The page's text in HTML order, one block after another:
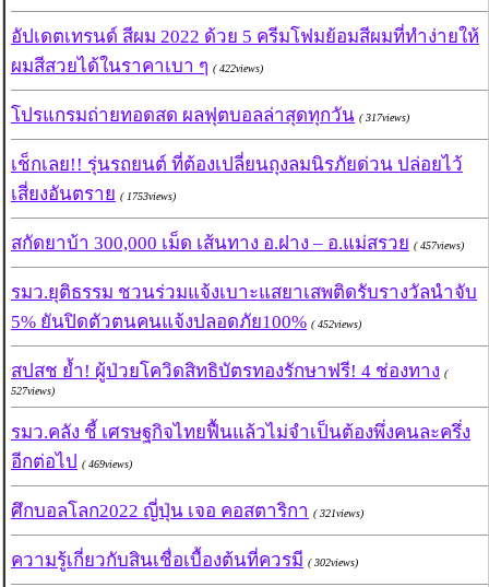
อัปเดตเทรนด์ สีผม 2022 ด้วย 5 ครีมโฟมย้อมสีผมที่ทำง่ายให้
ผมสีสวยได้ในราคาเบา ๆ ( 422views)
โปรแกรมถ่ายทอดสด ผลฟุตบอลล่าสุดทุกวัน ( 317views)
เช็กเลย!! รุ่นรถยนต์ ที่ต้องเปลี่ยนถุงลมนิรภัยด่วน ปล่อยไว้
เสี่ยงอันตราย ( 1753views)
สกัดยาบ้า 300,000 เม็ด เส้นทาง อ.ฝาง – อ.แม่สรวย ( 457views)
รมว.ยุติธรรม ชวนร่วมแจ้งเบาะแสยาเสพติดรับรางวัลนำจับ
5% ยันปิดตัวตนคนแจ้งปลอดภัย100% ( 452views)
สปสช ย้ำ! ผู้ป่วยโควิดสิทธิบัตรทองรักษาฟรี! 4 ช่องทาง (
527views)
รมว.คลัง ชี้ เศรษฐกิจไทยฟื้นแล้วไม่จำเป็นต้องพึ่งคนละครึ่ง
อีกต่อไป ( 469views)
ศึกบอลโลก2022 ญี่ปุ่น เจอ คอสตาริกา ( 321views)
ความรู้เกี่ยวกับสินเชื่อเบื้องต้นที่ควรมี ( 302views)